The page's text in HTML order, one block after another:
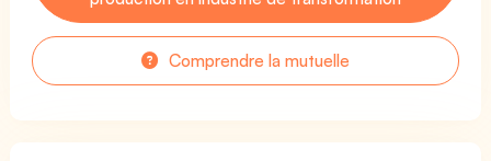
Comprendre la mutuelle